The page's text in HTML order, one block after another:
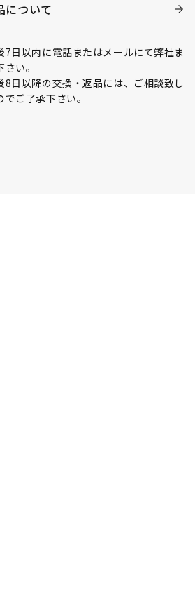
について
7日以内に電話またはメールにて弊社ま
い。
8日以降の交換・返品には、ご相談致し
ご了承下さい。